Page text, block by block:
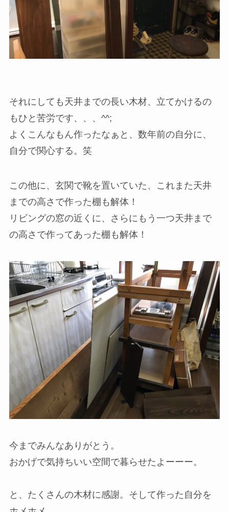
それにしても天井までの長い木材、立てかけるの
もひと苦労です、、、^^;
よくこんなもん作ったなぁと、数年前の自分に、
自分で関心する。笑
この他に、玄関で靴を置いていた、これまた天井
までの高さで作った棚も解体！
リビングの窓の近くに、さらにもう一つ天井まで
の高さで作ってあった棚も解体！
今までみんなありがとう。
おかげで気持ちいい空間で暮らせたよーーー。
と、たくさんの木材に感謝。そして作った自分を